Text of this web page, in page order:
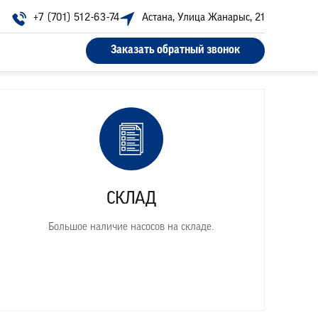
+7 (701) 512-63-74 Астана, Улица Жанарыс, 21
Заказать обратный звонок
СКЛАД
Большое наличие насосов на складе.